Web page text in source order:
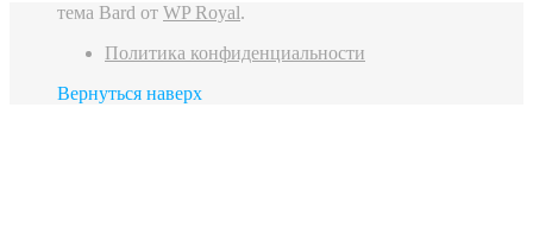
тема Bard от WP Royal.
Политика конфиденциальности
Вернуться наверх